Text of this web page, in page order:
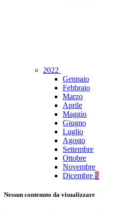
2022
Gennaio
Febbraio
Marzo
Aprile
Maggio
Giugno
Luglio
Agosto
Settembre
Ottobre
Novembre
Dicembre 5
Nessun contenuto da visualizzare